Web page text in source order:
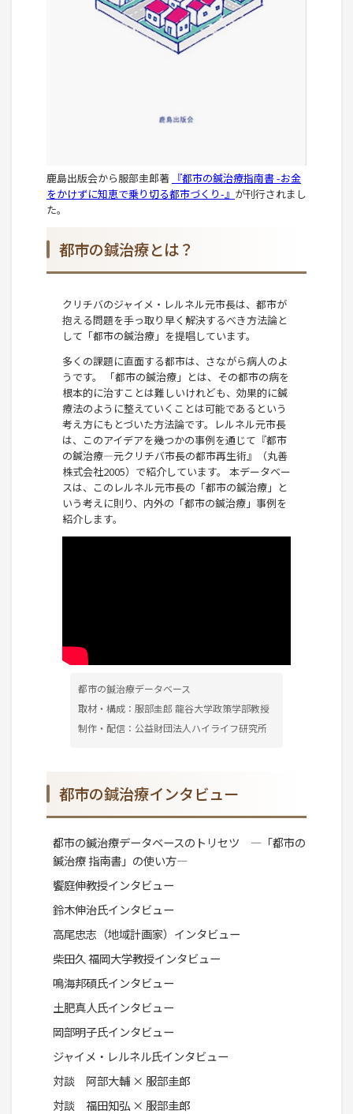
鹿島出版会から服部圭郎著 『都市の鍼治療指南書 -お金
をかけずに知恵で乗り切る都市づくり-』 が刊行されまし
た。
都市の鍼治療とは？
クリチバのジャイメ・レルネル元市長は、都市が
抱える問題を手っ取り早く解決するべき方法論と
して「都市の鍼治療」を提唱しています。
多くの課題に直面する都市は、さながら病人のよ
うです。 「都市の鍼治療」とは、その都市の病を
根本的に治すことは難しいけれども、効果的に鍼
療法のように整えていくことは可能であるという
考え方にもとづいた方法論です。レルネル元市長
は、このアイデアを幾つかの事例を通じて『都市
の鍼治療―元クリチバ市長の都市再生術』（丸善
株式会社2005）で紹介しています。 本データベー
スは、このレルネル元市長の「都市の鍼治療」と
いう考えに則り、内外の「都市の鍼治療」事例を
紹介します。
都市の鍼治療データベース
取材・構成：服部圭郎 龍谷大学政策学部教授
制作・配信：公益財団法人ハイライフ研究所
都市の鍼治療インタビュー
都市の鍼治療データベースのトリセツ ―「都市の
鍼治療 指南書」の使い方―
饗庭伸教授インタビュー
鈴木伸治氏インタビュー
高尾忠志（地域計画家）インタビュー
柴田久 福岡大学教授インタビュー
鳴海邦碩氏インタビュー
土肥真人氏インタビュー
岡部明子氏インタビュー
ジャイメ・レルネル氏インタビュー
対談 阿部大輔 × 服部圭郎
対談 福田知弘 × 服部圭郎